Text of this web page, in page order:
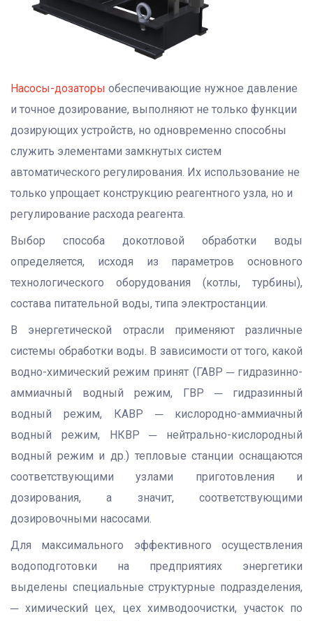
Насосы-дозаторы обеспечивающие нужное давление
и точное дозирование, выполняют не только функции
дозирующих устройств, но одновременно способны
служить элементами замкнутых систем
автоматического регулирования. Их использование не
только упрощает конструкцию реагентного узла, но и
регулирование расхода реагента.
Выбор способа докотловой обработки воды
определяется, исходя из параметров основного
технологического оборудования (котлы, турбины),
состава питательной воды, типа электростанции.
В энергетической отрасли применяют различные
системы обработки воды. В зависимости от того, какой
водно-химический режим принят (ГАВР ─ гидразинно-
аммиачный водный режим, ГВР ─ гидразинный
водный режим, КАВР ─ кислородно-аммиачный
водный режим, НКВР ─ нейтрально-кислородный
водный режим и др.) тепловые станции оснащаются
соответствующими узлами приготовления и
дозирования, а значит, соответствующими
дозировочными насосами.
Для максимального эффективного осуществления
водоподготовки на предприятиях энергетики
выделены специальные структурные подразделения,
─ химический цех, цех химводоочистки, участок по